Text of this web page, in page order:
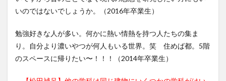
いのではないでしょうか。（2016年卒業生）
勉強好きな人が多い。何かに熱い情熱を持つ人たちの集ま
り。自分より濃いやつが何人もいる世界。笑 住めば都。5階
のスペースに帰りたい〜！！！（2014年卒業生）